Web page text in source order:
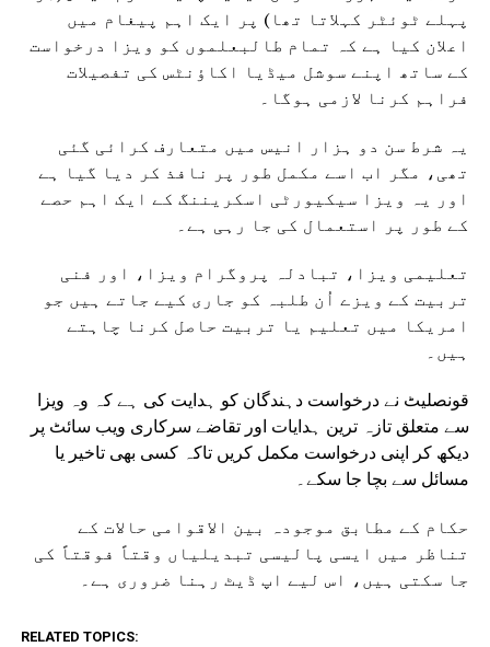
پہلے ٹوئٹر کہلاتا تھا) پر ایک اہم پیغام میں
اعلان کیا ہے کہ تمام طالبعلموں کو ویزا درخواست
کے ساتھ اپنے سوشل میڈیا اکاؤنٹس کی تفصیلات
فراہم کرنا لازمی ہوگا۔
یہ شرط سن دو ہزار انیس میں متعارف کرائی گئی
تھی، مگر اب اسے مکمل طور پر نافذ کر دیا گیا ہے
اور یہ ویزا سیکیورٹی اسکریننگ کے ایک اہم حصے
کے طور پر استعمال کی جا رہی ہے۔
تعلیمی ویزا، تبادلہ پروگرام ویزا، اور فنی
تربیت کے ویزے اُن طلبہ کو جاری کیے جاتے ہیں جو
امریکا میں تعلیم یا تربیت حاصل کرنا چاہتے
ہیں۔
قونصلیٹ نے درخواست دہندگان کو ہدایت کی ہے کہ وہ ویزا
سے متعلق تازہ ترین ہدایات اور تقاضے سرکاری ویب سائٹ پر
دیکھ کر اپنی درخواست مکمل کریں تاکہ کسی بھی تاخیر یا
مسائل سے بچا جا سکے۔
حکام کے مطابق موجودہ بین الاقوامی حالات کے
تناظر میں ایسی پالیسی تبدیلیاں وقتاً فوقتاً کی
جا سکتی ہیں، اس لیے اپ ڈیٹ رہنا ضروری ہے۔
RELATED TOPICS: